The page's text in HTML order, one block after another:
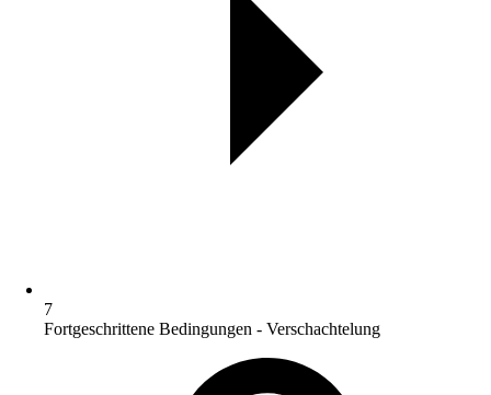
7
Fortgeschrittene Bedingungen - Verschachtelung